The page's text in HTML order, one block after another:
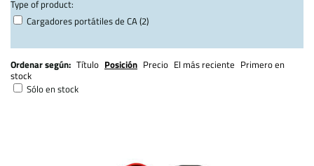
Type of product:
Cargadores portátiles de CA (2)
Ordenar según: Título Posición Precio El más reciente Primero en
stock
Sólo en stock